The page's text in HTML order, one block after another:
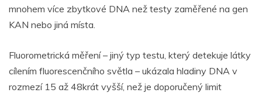
mnohem více zbytkové DNA než testy zaměřené na gen
KAN nebo jiná místa.
Fluorometrická měření – jiný typ testu, který detekuje látky
cílením fluorescenčního světla – ukázala hladiny DNA v
rozmezí 15 až 48krát vyšší, než je doporučený limit